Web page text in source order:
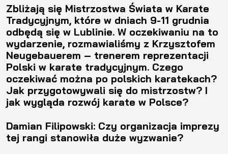
Zbliżają się Mistrzostwa Świata w Karate
Tradycyjnym, które w dniach 9-11 grudnia
odbędą się w Lublinie. W oczekiwaniu na to
wydarzenie, rozmawialiśmy z Krzysztofem
Neugebauerem – trenerem reprezentacji
Polski w karate tradycyjnym. Czego
oczekiwać można po polskich karatekach?
Jak przygotowywali się do mistrzostw? I
jak wygląda rozwój karate w Polsce?
Damian Filipowski: Czy organizacja imprezy
tej rangi stanowiła duże wyzwanie?